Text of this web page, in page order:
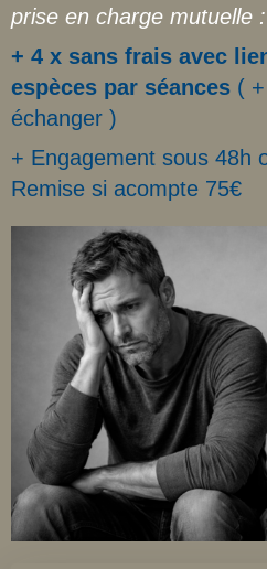
prise en charge mutuelle :
+ 4 x sans frais avec
espèces par séances (
échanger )
+ Engagement sous 48h
Remise si acompte 75€